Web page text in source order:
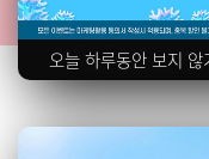
오늘 하루동안 보지 않